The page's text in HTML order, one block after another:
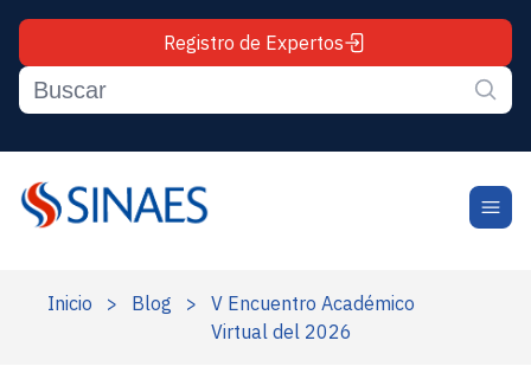
Registro de Expertos
Inicio > Blog >
V Encuentro Académico
Virtual del 2026